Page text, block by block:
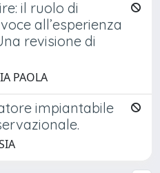
il ruolo di
all’esperienza
revisione di
PAOLA
impiantabile